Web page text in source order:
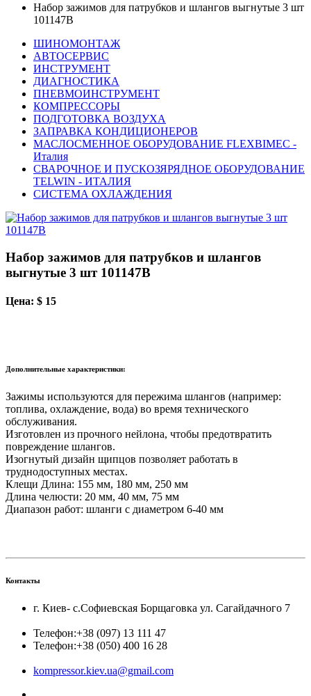
Набор зажимов для патрубков и шлангов выгнутые 3 шт
101147B
ШИНОМОНТАЖ
АВТОСЕРВИС
ИНСТРУМЕНТ
ДИАГНОСТИКА
ПНЕВМОИНСТРУМЕНТ
КОМПРЕССОРЫ
ПОДГОТОВКА ВОЗДУХА
ЗАПРАВКА КОНДИЦИОНЕРОВ
МАСЛОСМЕННОЕ ОБОРУДОВАНИЕ FLEXBIMEC -
Италия
СВАРОЧНОЕ И ПУСКОЗЯРЯДНОЕ ОБОРУДОВАНИЕ
TELWIN - ИТАЛИЯ
СИСТЕМА ОХЛАЖДЕНИЯ
Набор зажимов для патрубков и шлангов
выгнутые 3 шт 101147B
Цена: $ 15
Дополнительные характеристики:
Зажимы используются для пережима шлангов (например:
топлива, охлаждение, вода) во время технического
обслуживания.
Изготовлен из прочного нейлона, чтобы предотвратить
повреждение шлангов.
Изогнутый дизайн щипцов позволяет работать в
труднодоступных местах.
Клещи Длина: 155 мм, 180 мм, 250 мм
Длина челюсти: 20 мм, 40 мм, 75 мм
Диапазон работ: шланги с диаметром 6-40 мм
Контакты
г. Киев- с.Софиевская Борщаговка ул. Сагайдачного 7
Телефон:+38 (097) 13 111 47
Телефон:+38 (050) 400 16 28
kompressor.kiev.ua@gmail.com